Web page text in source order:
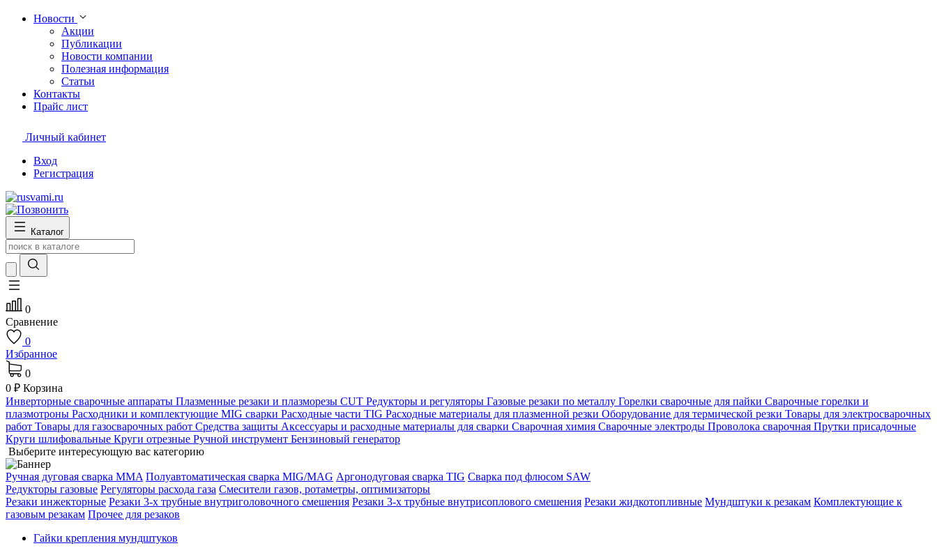
Новости
Акции
Публикации
Новости компании
Полезная информация
Статьи
Контакты
Прайс лист
Личный кабинет
Вход
Регистрация
Каталог
0
Сравнение
0
Избранное
0
0 ₽ Корзина
Инверторные сварочные аппараты Плазменные резаки и плазморезы CUT Редукторы и регуляторы Газовые резаки по металлу Горелки сварочные для пайки Сварочные горелки и
плазмотроны Расходники и комплектующие MIG сварки Расходные части TIG Расходные материалы для плазменной резки Оборудование для термической резки Товары для электросварочных
работ Товары для газосварочных работ Средства защиты Аксессуары и расходные материалы для сварки Сварочная химия Сварочные электроды Проволока сварочная Прутки присадочные
Круги шлифовальные Круги отрезные Ручной инструмент Бензиновый генератор
Выберите интересующую вас категорию
Ручная дуговая сварка MMA Полуавтоматическая сварка MIG/MAG Аргонодуговая сварка TIG Сварка под флюсом SAW
Редукторы газовые Регуляторы расхода газа Смесители газов, ротаметры, оптимизаторы
Резаки инжекторные Резаки 3-х трубные внутриголовочного смешения Резаки 3-х трубные внутрисоплового смешения Резаки жидкотопливные Мундштуки к резакам Комплектующие к
газовым резакам Прочее для резаков
Гайки крепления мундштуков